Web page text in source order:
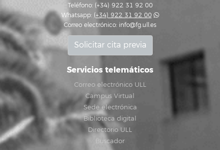
Teléfono: (+34) 922 31 92 00
Whatsapp: (+34) 922 31 92 00
Correo electrónico: info@fg.ull.es
Solicitar cita previa
Servicios telemáticos
Correo electrónico ULL
Campus Virtual
Sede electrónica
Biblioteca digital
Directorio ULL
Buscador